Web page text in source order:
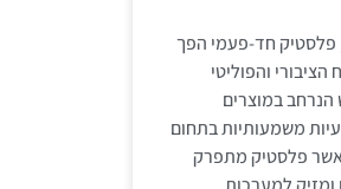
פלסטיק חד-פעמי הפך
והפוליטי
הנרחב במוצרים
משמעותיות בתחום
פלסטיק מתפרק